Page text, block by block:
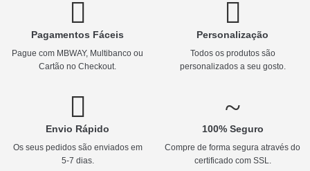
Pagamentos Fáceis
Pague com MBWAY, Multibanco ou
Cartão no Checkout.
Personalização
Todos os produtos são
personalizados a seu gosto.
Envio Rápido
Os seus pedidos são enviados em
5-7 dias.
100% Seguro
Compre de forma segura através do
certificado com SSL.